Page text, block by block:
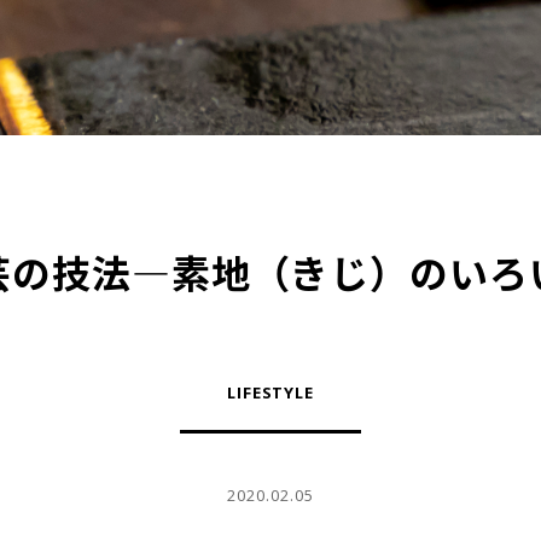
の技法―素地（きじ）のいろ
LIFESTYLE
2020.02.05